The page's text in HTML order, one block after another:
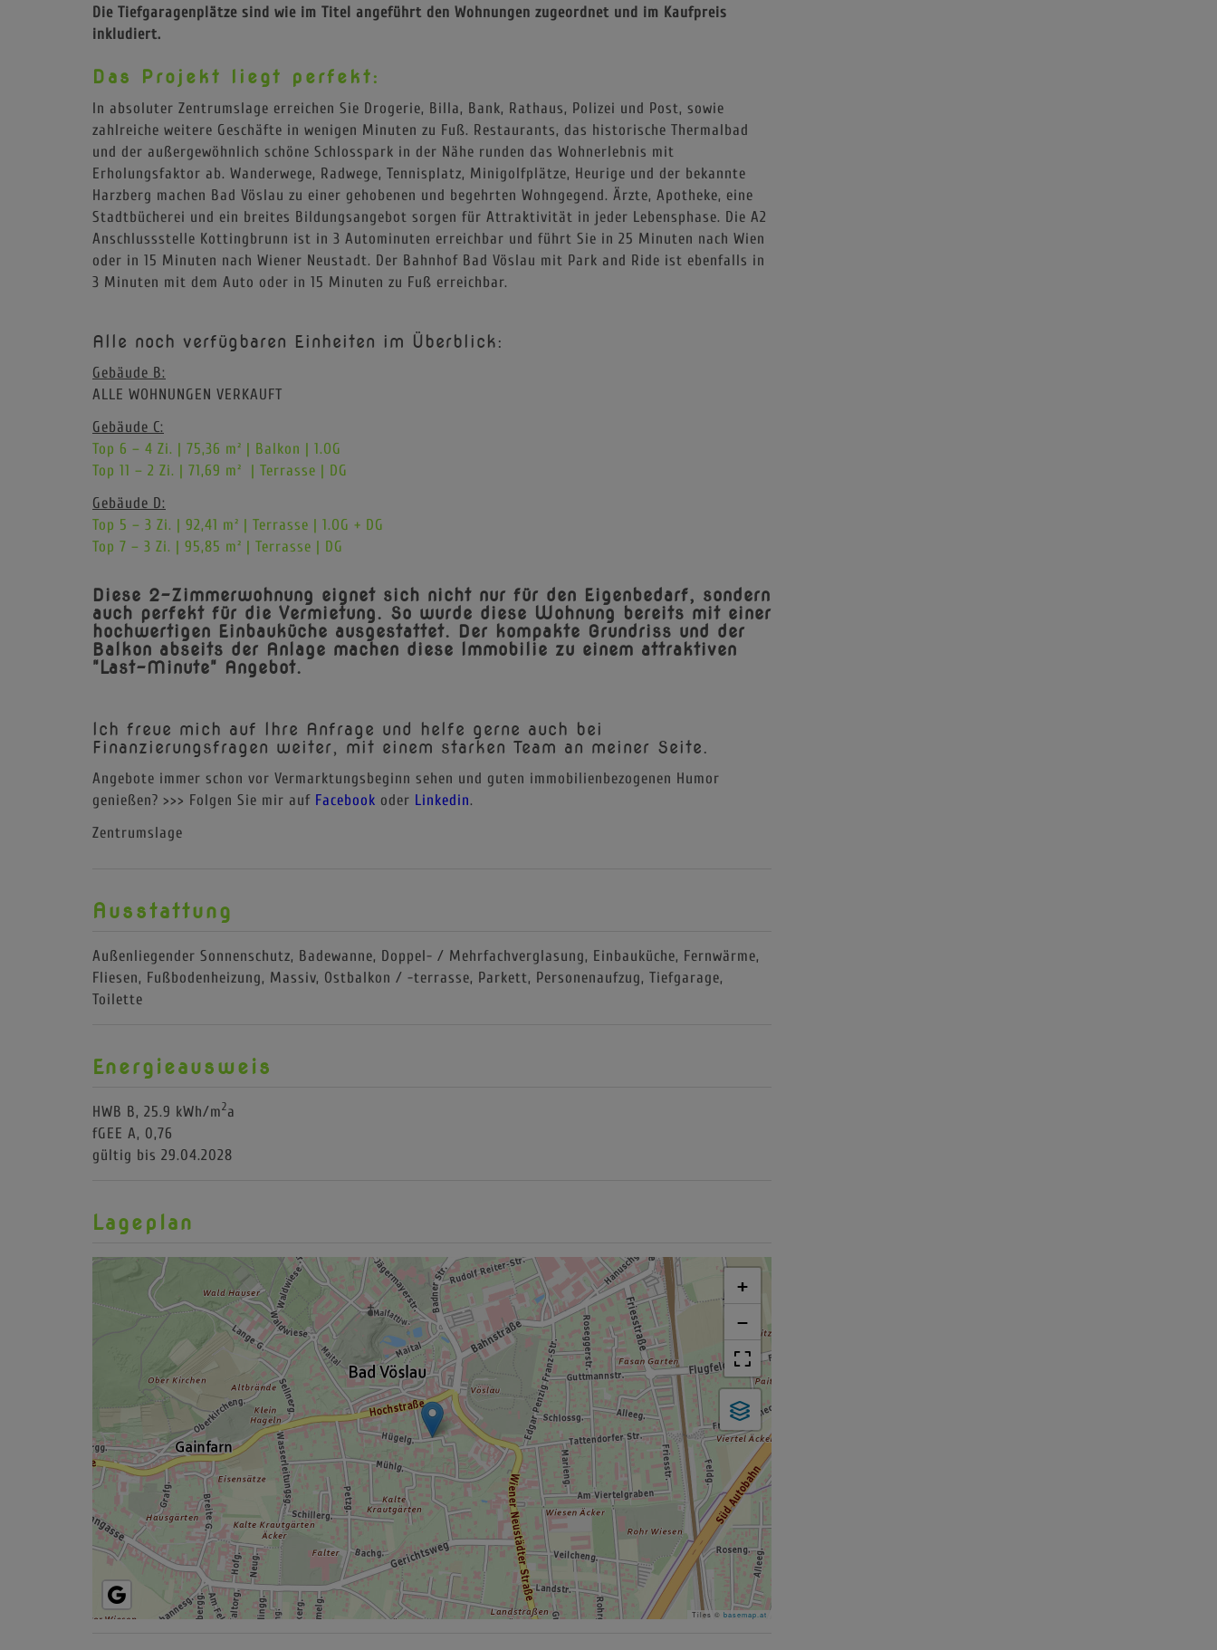
Die Tiefgaragenplätze sind wie im Titel angeführt den Wohnungen zugeordnet und im Kaufpreis
inkludiert.
Das Projekt liegt perfekt:
In absoluter Zentrumslage erreichen Sie Drogerie, Billa, Bank, Rathaus, Polizei und Post, sowie
zahlreiche weitere Geschäfte in wenigen Minuten zu Fuß. Restaurants, das historische Thermalbad
und der außergewöhnlich schöne Schlosspark in der Nähe runden das Wohnerlebnis mit
Erholungsfaktor ab. Wanderwege, Radwege, Tennisplatz, Minigolfplätze, Heurige und der bekannte
Harzberg machen Bad Vöslau zu einer gehobenen und begehrten Wohngegend. Ärzte, Apotheke, eine
Stadtbücherei und ein breites Bildungsangebot sorgen für Attraktivität in jeder Lebensphase. Die A2
Anschlussstelle Kottingbrunn ist in 3 Autominuten erreichbar und führt Sie in 25 Minuten nach Wien
oder in 15 Minuten nach Wiener Neustadt. Der Bahnhof Bad Vöslau mit Park and Ride ist ebenfalls in
3 Minuten mit dem Auto oder in 15 Minuten zu Fuß erreichbar.
Alle noch verfügbaren Einheiten im Überblick:
Gebäude B:
ALLE WOHNUNGEN VERKAUFT
Gebäude C:
Top 6 – 4 Zi. | 75,36 m² | Balkon | 1.OG
Top 11 – 2 Zi. | 71,69 m² | Terrasse | DG
Gebäude D:
Top 5 – 3 Zi. | 92,41 m² | Terrasse | 1.OG + DG
Top 7 – 3 Zi. | 95,85 m² | Terrasse | DG
Diese 2-Zimmerwohnung eignet sich nicht nur für den Eigenbedarf, sondern
auch perfekt für die Vermietung. So wurde diese Wohnung bereits mit einer
hochwertigen Einbauküche ausgestattet. Der kompakte Grundriss und der
Balkon abseits der Anlage machen diese Immobilie zu einem attraktiven
"Last-Minute" Angebot.
Ich freue mich auf Ihre Anfrage und helfe gerne auch bei
Finanzierungsfragen weiter, mit einem starken Team an meiner Seite.
Angebote immer schon vor Vermarktungsbeginn sehen und guten immobilienbezogenen Humor
genießen? >>> Folgen Sie mir auf Facebook oder Linkedin.
Zentrumslage
Ausstattung
Außenliegender Sonnenschutz Badewanne Doppel- / Mehrfachverglasung Einbauküche Fernwärme
Fliesen
Fußbodenheizung Massiv Ostbalkon / -terrasse Parkett Personenaufzug Tiefgarage
Toilette
Energieausweis
HWB B, 25.9 kWh/m2a
fGEE A, 0,76
gültig bis 29.04.2028
Lageplan
+
−
Tiles © basemap.at